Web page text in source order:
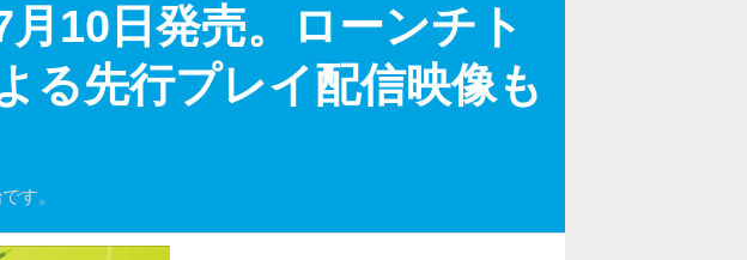
10日発売。ローンチト
る先行プレイ配信映像も
す。